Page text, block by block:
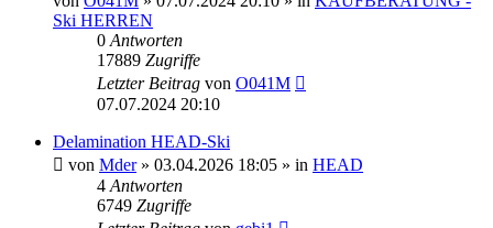
Ski HERREN
0 Antworten
17889 Zugriffe
Letzter Beitrag von O041M
07.07.2024 20:10
Delamination HEAD-Ski
von Mder» 03.04.2026 18:05 » in HEAD
4 Antworten
6749 Zugriffe